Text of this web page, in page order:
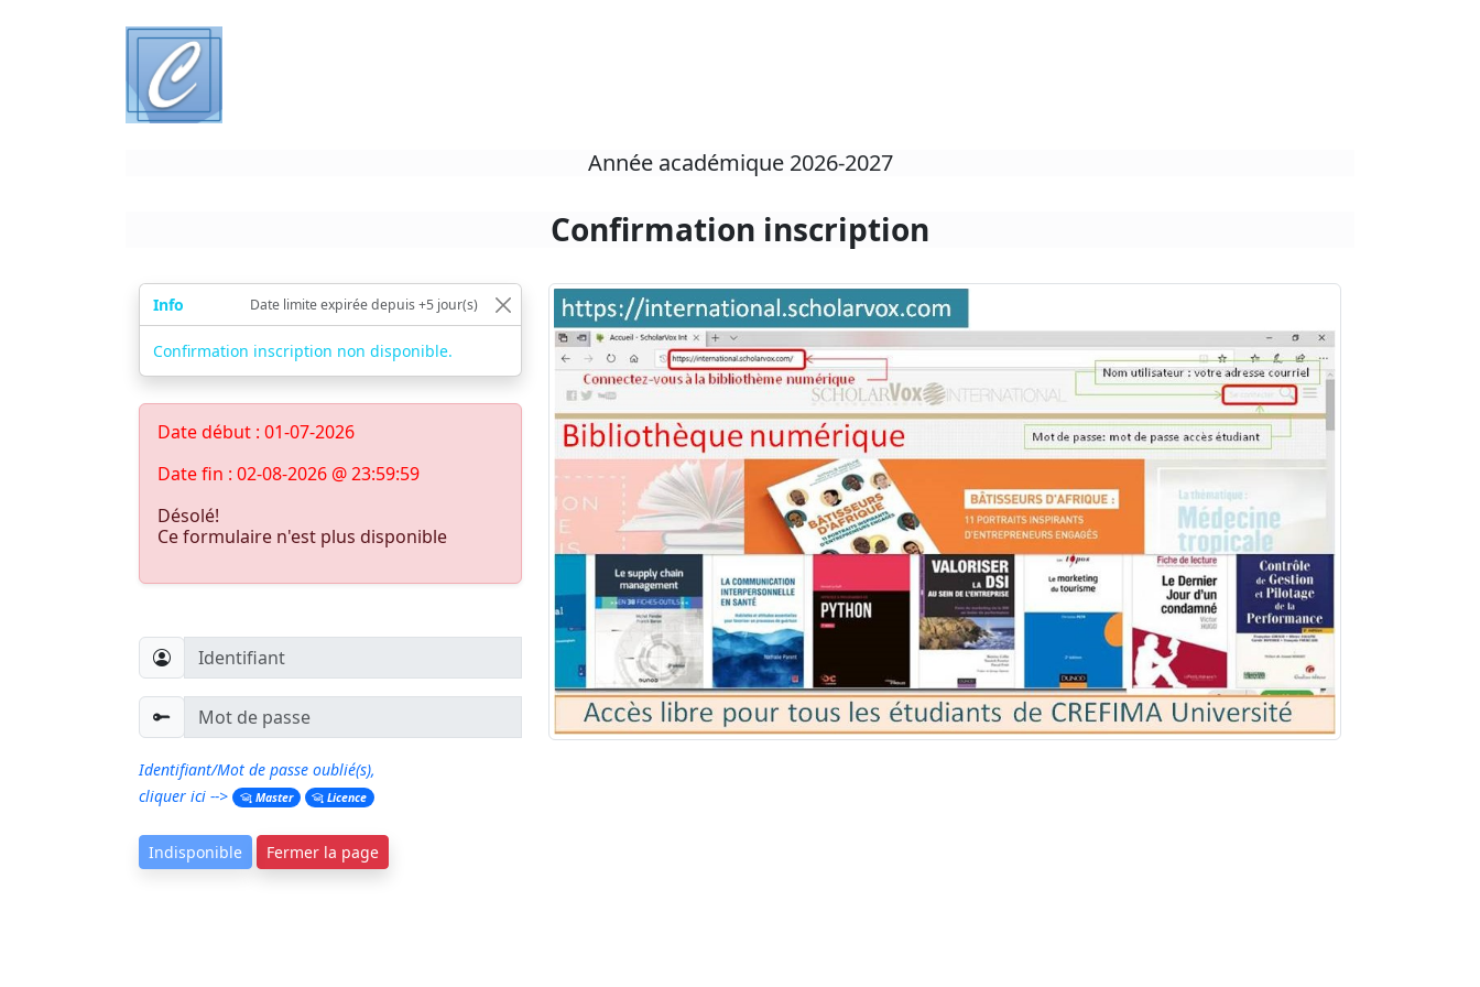
Année académique 2026-2027
Confirmation inscription
Info Date limite expirée depuis +5 jour(s)
Confirmation inscription non disponible.
Date début : 01-07-2026
Date fin : 02-08-2026 @ 23:59:59
Désolé!
Ce formulaire n'est plus disponible
Identifiant/Mot de passe oublié(s),
cliquer ici -->
Master Licence
Indisponible Fermer la page